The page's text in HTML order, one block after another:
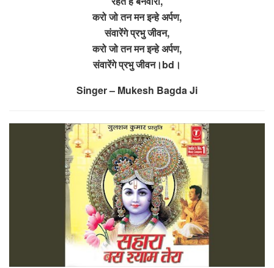
करो जो तन मन इन्हे अर्पण,
संवारेंगे प्रभु जीवन,
करो जो तन मन इन्हे अर्पण,
संवारेंगे प्रभु जीवन।bd।
Singer – Mukesh Bagda Ji